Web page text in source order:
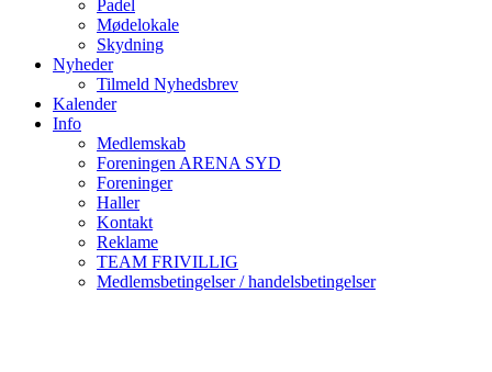
Padel
Mødelokale
Skydning
Nyheder
Tilmeld Nyhedsbrev
Kalender
Info
Medlemskab
Foreningen ARENA SYD
Foreninger
Haller
Kontakt
Reklame
TEAM FRIVILLIG
Medlemsbetingelser / handelsbetingelser